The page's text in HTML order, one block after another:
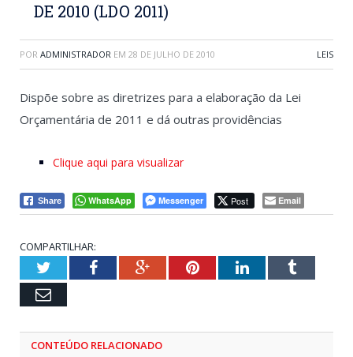
DE 2010 (LDO 2011)
POR ADMINISTRADOR EM 28 DE JULHO DE 2010 LEIS
Dispõe sobre as diretrizes para a elaboração da Lei
Orçamentária de 2011 e dá outras providências
Clique aqui para visualizar
Share WhatsApp Messenger Post Email
COMPARTILHAR:
TwitterFacebookGoogle+PinterestLinkedInTumblr
Email
CONTEÚDO RELACIONADO